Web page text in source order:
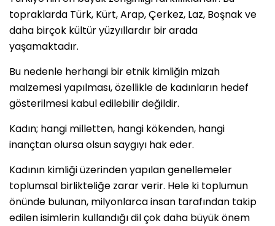
topraklarda Türk, Kürt, Arap, Çerkez, Laz, Boşnak ve
daha birçok kültür yüzyıllardır bir arada
yaşamaktadır.
Bu nedenle herhangi bir etnik kimliğin mizah
malzemesi yapılması, özellikle de kadınların hedef
gösterilmesi kabul edilebilir değildir.
Kadın; hangi milletten, hangi kökenden, hangi
inançtan olursa olsun saygıyı hak eder.
Kadının kimliği üzerinden yapılan genellemeler
toplumsal birlikteliğe zarar verir. Hele ki toplumun
önünde bulunan, milyonlarca insan tarafından takip
edilen isimlerin kullandığı dil çok daha büyük önem